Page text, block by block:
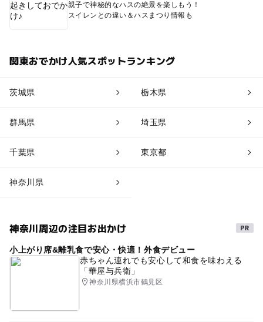
親子で神秘的なハスの絶景を楽しもう！
スイレンとの違い＆ハスまつり情報も
関東おでかけ人気スポットランキング
茨城県 栃木県
群馬県 埼玉県
千葉県 東京都
神奈川県
神奈川周辺の注目お出かけ
小上がり席&離乳食で安心・快適！外食デビュー
赤ちゃん連れでも安心して和食を味わえる
「華屋与兵衛」
神奈川県横浜市鶴見区